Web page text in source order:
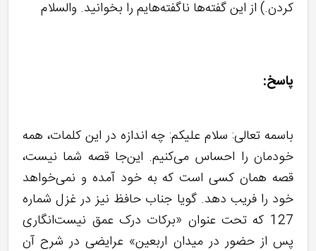
کردن.) از این‌ گفته‌ها ناگفته‌هایم را بخوانید. والسلام
پاسخ:
باسمه تعالی: سلام علیکم: چه اندازه در این کلمات، همه
خودمان را احساس می‌کنیم. این‌جا قصه شما نیست،
قصه همان کسی است که به خود آمده و نمی‌خواهد
خود را فریب دهد. گویا جناب حافظ نیز در غزل شماره
127 که تحت عنوان «برکات درک عمق نیست‌انگاری
پس از حضور در میدان اربعین» عرایضی در شرح آن